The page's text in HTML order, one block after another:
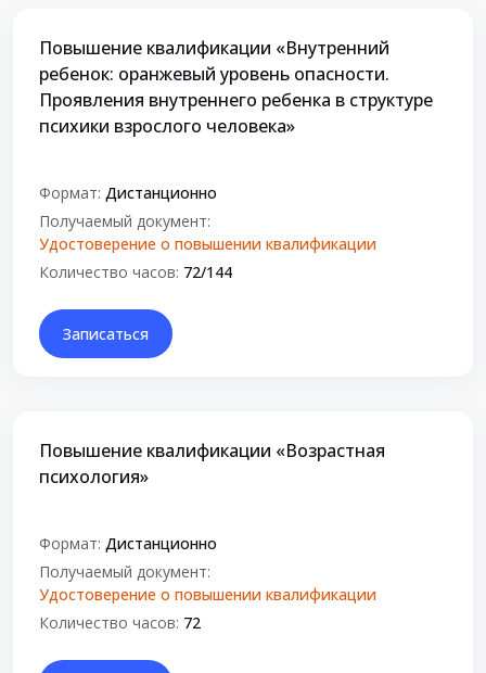
Повышение квалификации «Внутренний
ребенок: оранжевый уровень опасности.
Проявления внутреннего ребенка в структуре
психики взрослого человека»
Формат: Дистанционно
Получаемый документ:
Удостоверение о повышении квалификации
Количество часов: 72/144
Записаться
Повышение квалификации «Возрастная
психология»
Формат: Дистанционно
Получаемый документ:
Удостоверение о повышении квалификации
Количество часов: 72